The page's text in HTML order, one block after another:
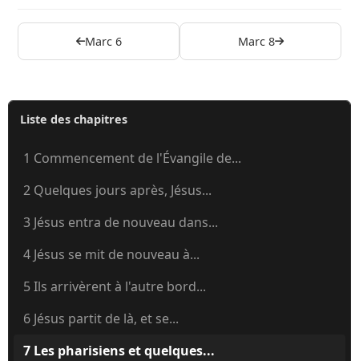
Marc 6 Marc 8
Liste des chapitres
1 Commencement de l'Évangile de...
2 Quelques jours après, Jésus...
3 Jésus entra de nouveau dans...
4 Jésus se mit de nouveau à...
5 Ils arrivèrent à l'autre bord...
6 Jésus partit de là, et se...
7 Les pharisiens et quelques...